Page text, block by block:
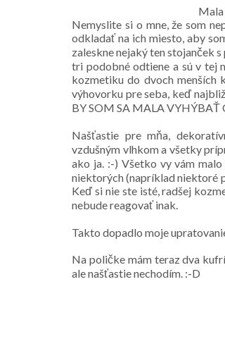
Nemyslite si o mne, že som
odkladať na ich miesto, aby
zaleskne nejaký ten stojanček
tri podobné odtiene a sú v tej
kozmetiku do dvoch menších
výhovorku pre seba, keď
BY SOM SA MALA
Našťastie pre mňa,
vzdušným vlhkom a všetky
ako ja. :-) Všetko vy vám
niektorých (napríklad niektoré
Keď si nie ste isté, radšej
nebude reagovať inak.
Takto dopadlo moje
Na poličke mám teraz dva
ale našťastie nechodím. :-D